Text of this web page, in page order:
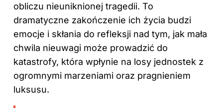
obliczu nieuniknionej tragedii. To
dramatyczne zakończenie ich życia budzi
emocje i skłania do refleksji nad tym, jak mała
chwila nieuwagi może prowadzić do
katastrofy, która wpłynie na losy jednostek z
ogromnymi marzeniami oraz pragnieniem
luksusu.